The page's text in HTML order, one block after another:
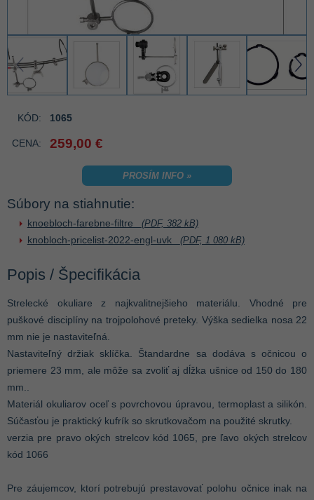
‹ ›
KÓD: 1065
CENA: 259,00 €
PROSÍM INFO »
Súbory na stiahnutie:
knoebloch-farebne-filtre (PDF, 382 kB)
knobloch-pricelist-2022-engl-uvk (PDF, 1 080 kB)
Popis / Špecifikácia
Strelecké okuliare z najkvalitnejšieho materiálu. Vhodné pre
puškové disciplíny na trojpolohové preteky. Výška sedielka nosa 22
mm nie je nastaviteľná.
Nastaviteľný držiak sklíčka. Štandardne sa dodáva s očnicou o
priemere 23 mm, ale môže sa zvoliť aj dĺžka ušnice od 150 do 180
mm..
Materiál okuliarov oceľ s povrchovou úpravou, termoplast a silikón.
Súčasťou je praktický kufrík so skrutkovačom na použité skrutky.
verzia pre pravo okých strelcov kód 1065, pre ľavo okých strelcov
kód 1066
Pre záujemcov, ktorí potrebujú prestavovať polohu očnice inak na